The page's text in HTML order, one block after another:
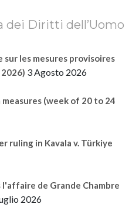
dei Diritti dell’Uomo
sur les mesures provisoires
3 Agosto 2026
(week of 20 to 24
ruling in Kavala v. Türkiye
de Grande Chambre
2026